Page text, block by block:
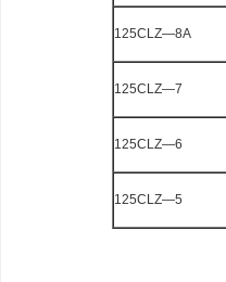
125CLZ—8A
125CLZ—7
125CLZ—6
125CLZ—5